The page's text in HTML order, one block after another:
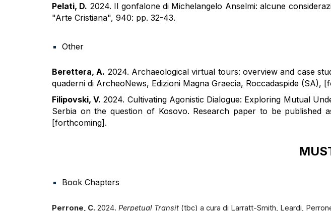
Pelati, D. 2024. Il gonfalone di Michelangelo Anselmi: alcune
"Arte Cristiana", 940: pp. 32-43.
Other
Berettera, A. 2024. Archaeological virtual tours: overview and case
quaderni di ArcheoNews, Edizioni Magna Graecia, Roccadaspide (SA),
Filipovski, V. 2024. Cultivating Agonistic Dialogue: Exploring Mutual
Serbia on the question of Kosovo. Research paper to be published
[forthcoming].
Book Chapters
Perrone, C. 2024. Perpetual Transit (tbc) a cura di Larratt-Smith, Leardi,